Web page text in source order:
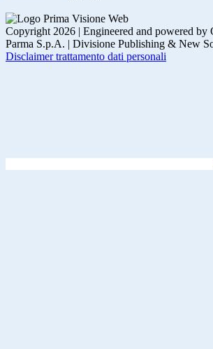
Copyright 2026 | Engineered and powered by
Parma S.p.A. | Divisione Publishing & New
Disclaimer trattamento dati personali